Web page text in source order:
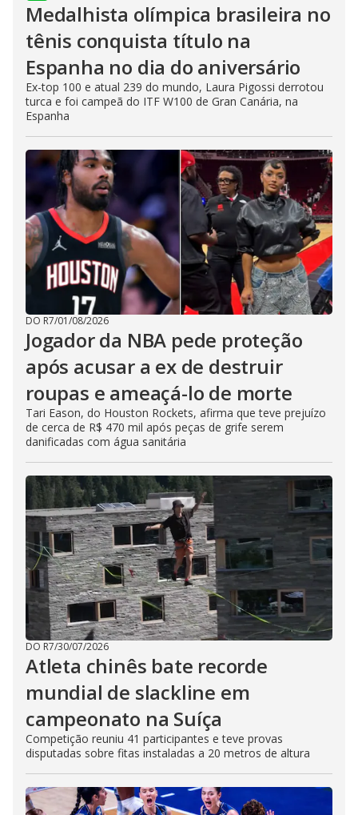
Medalhista olímpica brasileira no
tênis conquista título na
Espanha no dia do aniversário
Ex-top 100 e atual 239 do mundo, Laura Pigossi derrotou
turca e foi campeã do ITF W100 de Gran Canária, na
Espanha
DO R7/01/08/2026
Jogador da NBA pede proteção
após acusar a ex de destruir
roupas e ameaçá-lo de morte
Tari Eason, do Houston Rockets, afirma que teve prejuízo
de cerca de R$ 470 mil após peças de grife serem
danificadas com água sanitária
DO R7/30/07/2026
Atleta chinês bate recorde
mundial de slackline em
campeonato na Suíça
Competição reuniu 41 participantes e teve provas
disputadas sobre fitas instaladas a 20 metros de altura